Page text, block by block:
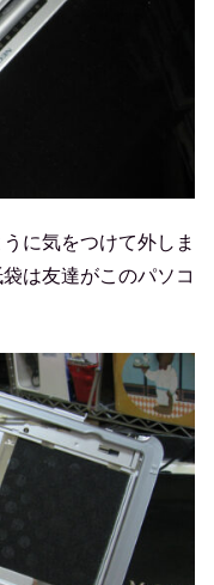
に気をつけて外しま
は友達がこのパソコ